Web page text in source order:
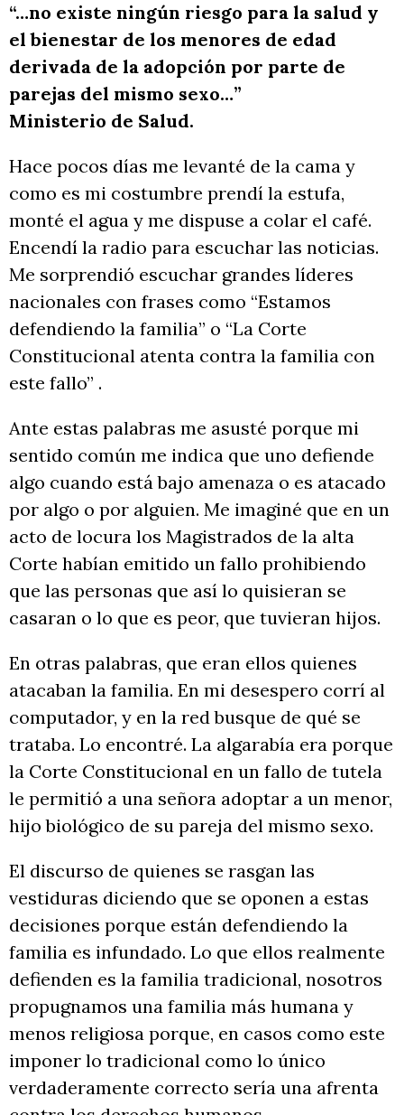
“…no existe ningún riesgo para la salud y
el bienestar de los menores de edad
derivada de la adopción por parte de
parejas del mismo sexo…”
Ministerio de Salud.
Hace pocos días me levanté de la cama y
como es mi costumbre prendí la estufa,
monté el agua y me dispuse a colar el café.
Encendí la radio para escuchar las noticias.
Me sorprendió escuchar grandes líderes
nacionales con frases como “Estamos
defendiendo la familia” o “La Corte
Constitucional atenta contra la familia con
este fallo” .
Ante estas palabras me asusté porque mi
sentido común me indica que uno defiende
algo cuando está bajo amenaza o es atacado
por algo o por alguien. Me imaginé que en un
acto de locura los Magistrados de la alta
Corte habían emitido un fallo prohibiendo
que las personas que así lo quisieran se
casaran o lo que es peor, que tuvieran hijos.
En otras palabras, que eran ellos quienes
atacaban la familia. En mi desespero corrí al
computador, y en la red busque de qué se
trataba. Lo encontré. La algarabía era porque
la Corte Constitucional en un fallo de tutela
le permitió a una señora adoptar a un menor,
hijo biológico de su pareja del mismo sexo.
El discurso de quienes se rasgan las
vestiduras diciendo que se oponen a estas
decisiones porque están defendiendo la
familia es infundado. Lo que ellos realmente
defienden es la familia tradicional, nosotros
propugnamos una familia más humana y
menos religiosa porque, en casos como este
imponer lo tradicional como lo único
verdaderamente correcto sería una afrenta